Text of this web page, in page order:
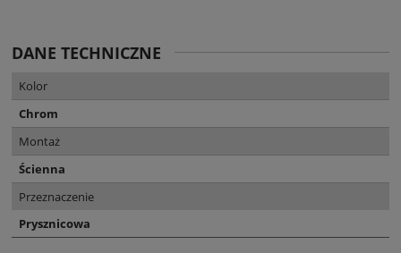
DANE TECHNICZNE
Kolor
Chrom
Montaż
Ścienna
Przeznaczenie
Prysznicowa